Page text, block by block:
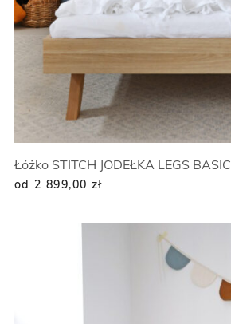
Łóżko STITCH JODEŁKA LEGS BASIC
od 2 899,00 zł